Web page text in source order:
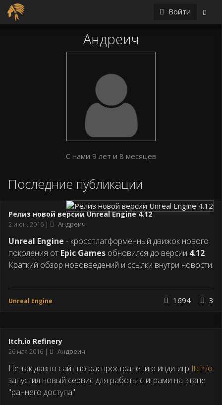
Войти
Андреич
С нами 9 лет и 8 месяцев
Последние публикации
Релиз новой версии Unreal Engine 4.12
Дата
2 июн. 2016 Андреич
Unreal Engine - кроссплатформенный движок нового
поколения от Epic Games обновился до версии 4.12
Краткий обзор нововведений и ссылки внутри новости.
Unreal Engine 1694 3
Itch.io Refinery
Дата
26 мая 2016 Андреич
Не так давно сайт по распространению инди-игр Itch.io
запустил новый сервис для работы с играми на этапе
"раннего доступа"